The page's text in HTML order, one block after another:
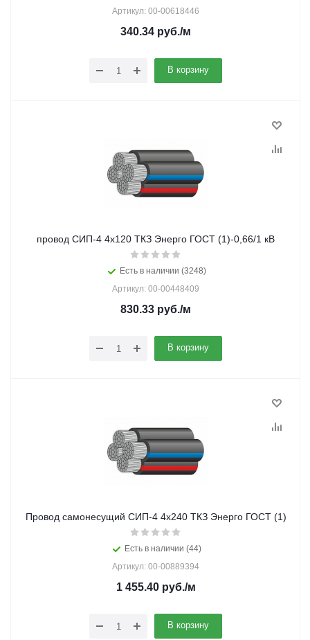
Артикул: 00-00618446
340.34 руб./м
В корзину
провод СИП-4 4х120 ТКЗ Энерго ГОСТ (1)-0,66/1 кВ
Есть в наличии (3248)
Артикул: 00-00448409
830.33 руб./м
В корзину
Провод самонесущий СИП-4 4х240 ТКЗ Энерго ГОСТ (1)
Есть в наличии (44)
Артикул: 00-00889394
1 455.40руб./м
В корзину